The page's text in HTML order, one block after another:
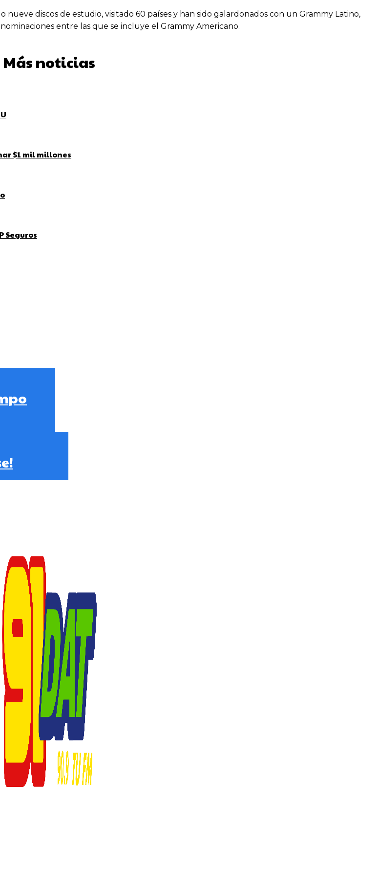
nueve discos de estudio, visitado 60 países y han sido galardonados con un Grammy Latino,
entre las que se incluye el Grammy Americano.
Más noticias
$1 mil millones
Seguros